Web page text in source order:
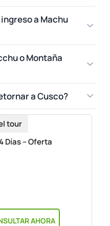
a Machu
o Montaña
a Cusco?
tour
Días – Oferta
AHORA